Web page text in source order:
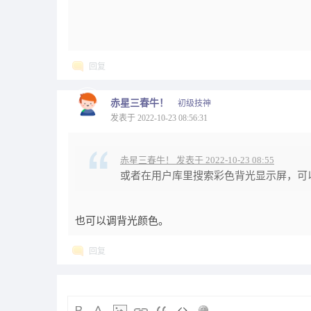
回复
赤星三春牛！
初级技神
发表于 2022-10-23 08:56:31
赤星三春牛！ 发表于 2022-10-23 08:55
或者在用户库里搜索彩色背光显示屏，可
也可以调背光颜色。
回复